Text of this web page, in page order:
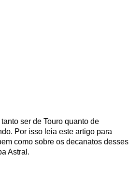
ser de Touro quanto de
Por isso leia este artigo para
como sobre os decanatos desses
Astral.